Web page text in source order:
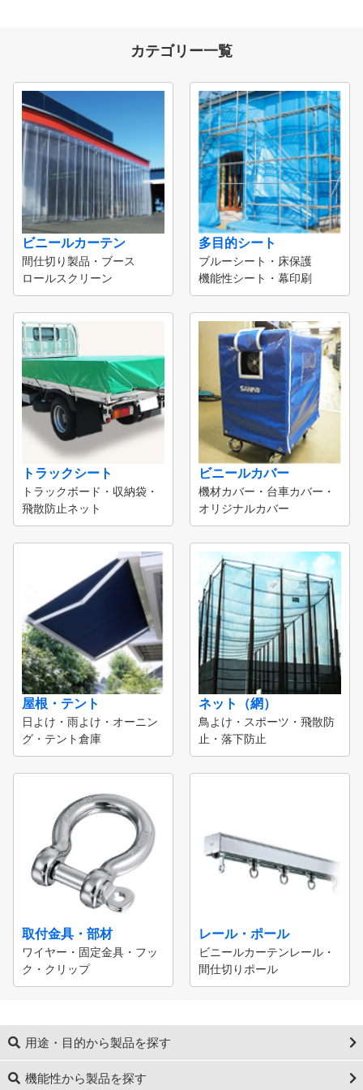
カテゴリー一覧
ビニールカーテン
間仕切り製品・ブース
ロールスクリーン
多目的シート
ブルーシート・床保護
機能性シート・幕印刷
トラックシート
トラックボード・収納袋・
飛散防止ネット
ビニールカバー
機材カバー・台車カバー・
オリジナルカバー
屋根・テント
日よけ・雨よけ・オーニン
グ・テント倉庫
ネット（網）
鳥よけ・スポーツ・飛散防
止・落下防止
取付金具・部材
ワイヤー・固定金具・フッ
ク・クリップ
レール・ポール
ビニールカーテンレール・
間仕切りポール
用途・目的から製品を探す
機能性から製品を探す